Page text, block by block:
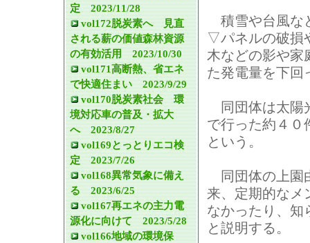
定 2023/11/28
vol172脱炭素へ 見直
される薪の価値森林資源
の有効活用 2023/10/30
vol171高断熱、省エネ
で快適住まい 2023/9/29
vol170脱炭素社会 環
境対応車の普及・拡大
へ 2023/8/27
vol169とっとりエコ検
定 2023/7/26
vol168異常気象に備え
る 2023/6/25
vol167再エネの主力電
源化に向けて 2023/5/28
vol166地域の環境保
積雪や台風な
▽パネルの破損
木などの影や家
た発電量を下回
同団体は太陽
で行った約４０
という。
同団体の上園
来、定期的なメ
なかったり、知
と説明する。